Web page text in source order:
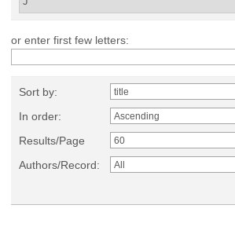
or enter first few letters:
Sort by:
In order:
Results/Page
Authors/Record: